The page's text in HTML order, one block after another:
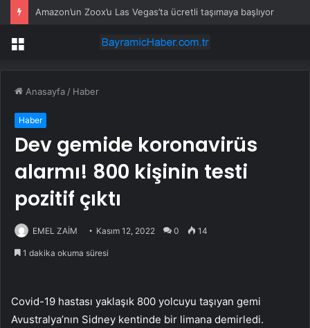
Amazon’un Zoox’u Las Vegas’ta ücretli taşımaya başlıyor
Menü
Anasayfa / Haber
Haber
Dev gemide koronavirüs
alarmı! 800 kişinin testi
pozitif çıktı
EMEL ZAİM Kasım 12, 2022 0 14
1 dakika okuma süresi
Covid-19 hastası yaklaşık 800 yolcuyu taşıyan gemi
Avustralya’nın Sidney kentinde bir limana demirledi.